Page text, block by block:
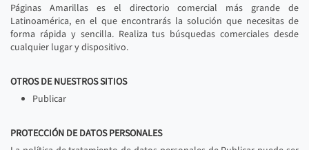
Páginas Amarillas es el directorio comercial más grande de
Latinoamérica, en el que encontrarás la solución que necesitas de
forma rápida y sencilla. Realiza tus búsquedas comerciales desde
cualquier lugar y dispositivo.
OTROS DE NUESTROS SITIOS
Publicar
PROTECCIÓN DE DATOS PERSONALES